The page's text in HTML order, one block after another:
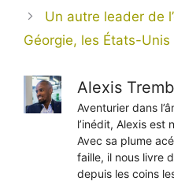
Un autre leader de
Géorgie, les États-
Alexis
Aventurier dans
l’inédit, Alexis est
Avec sa plume
faille, il nous livre
depuis les coins